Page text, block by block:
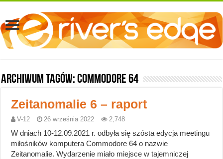
Archiwum tagów:Commodore 64
Zeitanomalie 6 – raport
V-12 26 września 2022 2,748
W dniach 10-12.09.2021 r. odbyła się szósta edycja meetingu
miłośników komputera Commodore 64 o nazwie
Zeitanomalie. Wydarzenie miało miejsce w tajemniczej